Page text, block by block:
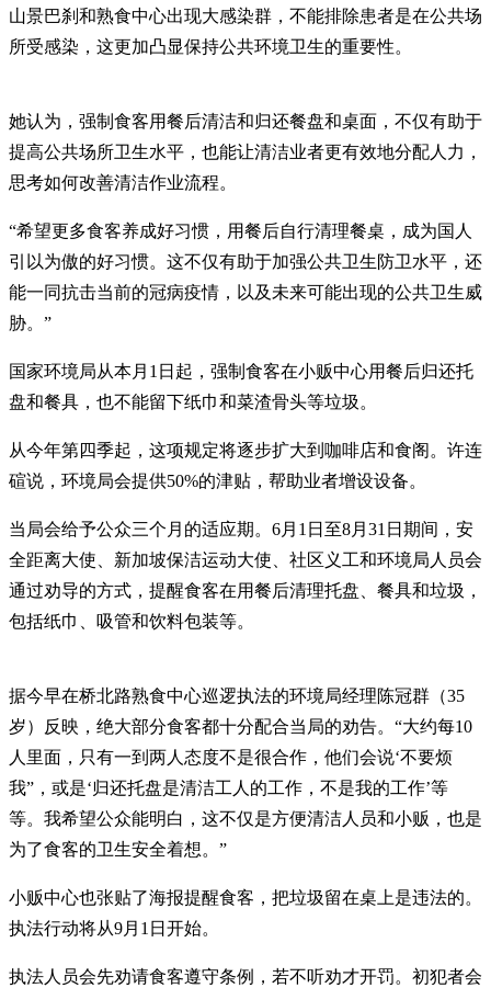
山景巴刹和熟食中心出现大感染群，不能排除患者是在公共场
所受感染，这更加凸显保持公共环境卫生的重要性。
她认为，强制食客用餐后清洁和归还餐盘和桌面，不仅有助于
提高公共场所卫生水平，也能让清洁业者更有效地分配人力，
思考如何改善清洁作业流程。
“希望更多食客养成好习惯，用餐后自行清理餐桌，成为国人
引以为傲的好习惯。这不仅有助于加强公共卫生防卫水平，还
能一同抗击当前的冠病疫情，以及未来可能出现的公共卫生威
胁。”
国家环境局从本月1日起，强制食客在小贩中心用餐后归还托
盘和餐具，也不能留下纸巾和菜渣骨头等垃圾。
从今年第四季起，这项规定将逐步扩大到咖啡店和食阁。许连
碹说，环境局会提供50%的津贴，帮助业者增设设备。
当局会给予公众三个月的适应期。6月1日至8月31日期间，安
全距离大使、新加坡保洁运动大使、社区义工和环境局人员会
通过劝导的方式，提醒食客在用餐后清理托盘、餐具和垃圾，
包括纸巾、吸管和饮料包装等。
据今早在桥北路熟食中心巡逻执法的环境局经理陈冠群（35
岁）反映，绝大部分食客都十分配合当局的劝告。“大约每10
人里面，只有一到两人态度不是很合作，他们会说‘不要烦
我”，或是‘归还托盘是清洁工人的工作，不是我的工作’等
等。我希望公众能明白，这不仅是方便清洁人员和小贩，也是
为了食客的卫生安全着想。”
小贩中心也张贴了海报提醒食客，把垃圾留在桌上是违法的。
执法行动将从9月1日开始。
执法人员会先劝请食客遵守条例，若不听劝才开罚。初犯者会